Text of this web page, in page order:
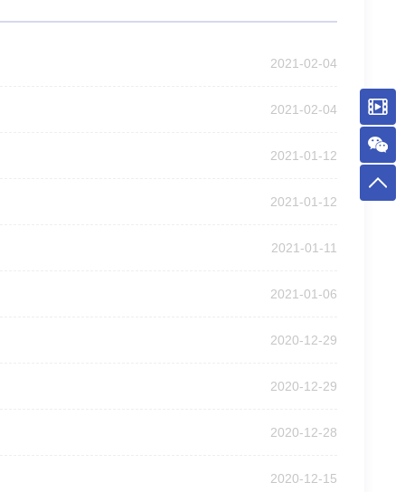
2021-02-04
2021-02-04
2021-01-12
2021-01-12
2021-01-11
2021-01-06
2020-12-29
2020-12-29
2020-12-28
2020-12-15